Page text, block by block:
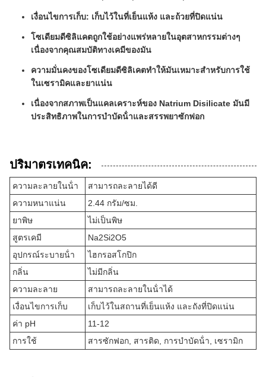
เงื่อนไขการเก็บ: เก็บไว้ในที่เย็นแห้ง และถ้วยที่ปิดแน่น
โซเดียมดีซิลิแคตถูกใช้อย่างแพร่หลายในอุตสาหกรรมต่างๆ
เนื่องจากคุณสมบัติทางเคมีของมัน
ความมั่นคงของโซเดียมดีซิลิเคตทําให้มันเหมาะสําหรับการใช้
ในเซรามิคและยาแน่น
เนื่องจากสภาพเป็นแคลเคราะห์ของ Natrium Disilicate มันมี
ประสิทธิภาพในการบําบัดน้ําและสรรพยาซักฟอก
ปริมาตรเทคนิค:
ความละลายในน้ํา
สามารถละลายได้ดี
ความหนาแน่น
2.44 กรัม/ซม.
ยาพิษ
ไม่เป็นพิษ
สูตรเคมี
Na2Si2O5
อุปกรณ์ระบายน้ํา
ไฮกรอสโกปิก
กลิ่น
ไม่มีกลิ่น
ความละลาย
สามารถละลายในน้ําได้
เงื่อนไขการเก็บ
เก็บไว้ในสถานที่เย็นแห้ง และถังที่ปิดแน่น
ค่า pH
11-12
การใช้
สารซักฟอก, สารติด, การบําบัดน้ํา, เซรามิก